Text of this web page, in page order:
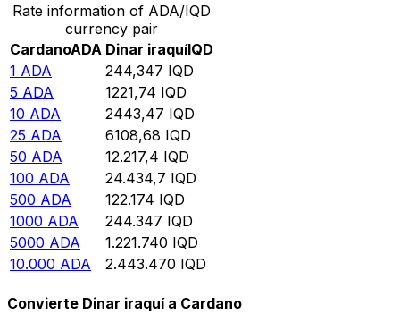
Rate information of ADA/IQD
currency pair
CardanoADA Dinar iraquíIQD
1 ADA 244,347 IQD
5 ADA 1221,74 IQD
10 ADA 2443,47 IQD
25 ADA 6108,68 IQD
50 ADA 12.217,4 IQD
100 ADA 24.434,7 IQD
500 ADA 122.174 IQD
1000 ADA 244.347 IQD
5000 ADA 1.221.740 IQD
10.000 ADA 2.443.470 IQD
Convierte Dinar iraquí a Cardano